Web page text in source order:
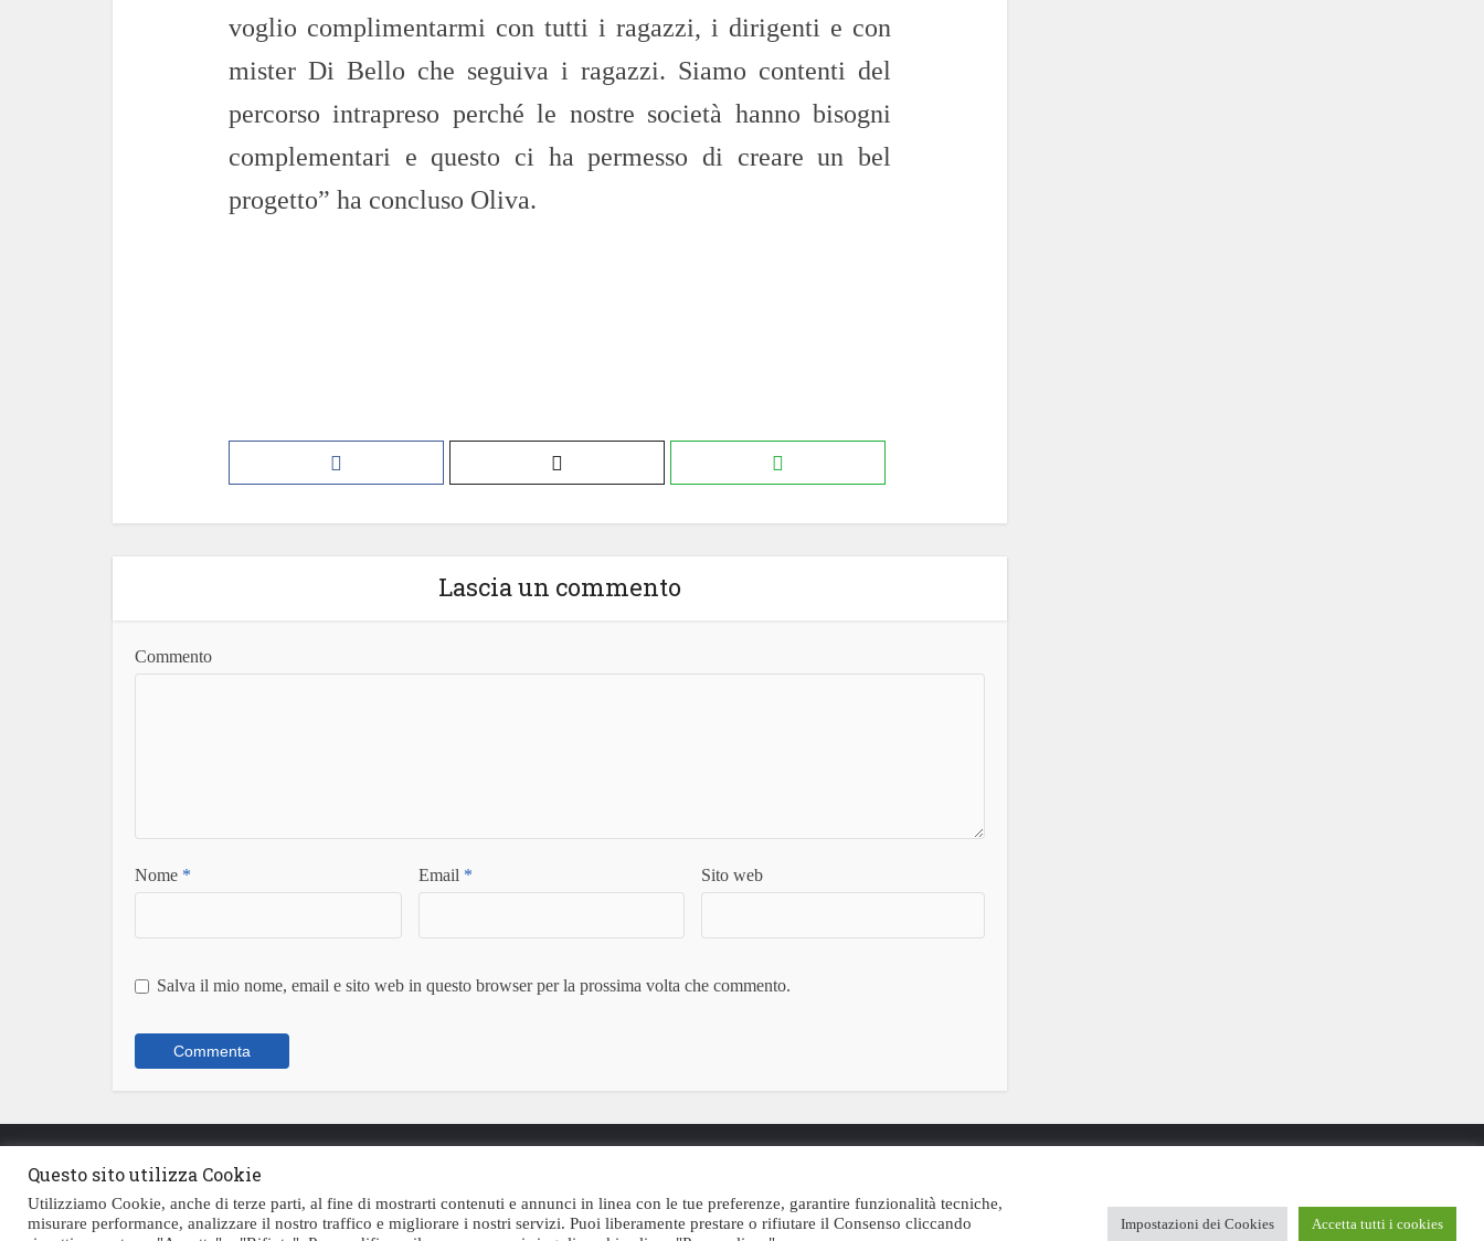
voglio complimentarmi con tutti i ragazzi, i dirigenti e con
mister Di Bello che seguiva i ragazzi. Siamo contenti del
percorso intrapreso perché le nostre società hanno bisogni
complementari e questo ci ha permesso di creare un bel
progetto” ha concluso Oliva.
Lascia un commento
Commento
Nome * Email * Sito web
Salva il mio nome, email e sito web in questo browser per la prossima volta che commento.
Copyright © 2026. Created by Malvadesign per "L'Ortica Social" -
Scrivi a L'Ortica Social:redazione@orticasocial.it
Questo sito utilizza Cookie
Utilizziamo Cookie, anche di terze parti, al fine di mostrarti contenuti e annunci in linea con le tue preferenze, garantire funzionalità tecniche,
misurare performance, analizzare il nostro traffico e migliorare i nostri servizi. Puoi liberamente prestare o rifiutare il Consenso cliccando
Impostazioni dei Cookies Accetta tutti i cookies